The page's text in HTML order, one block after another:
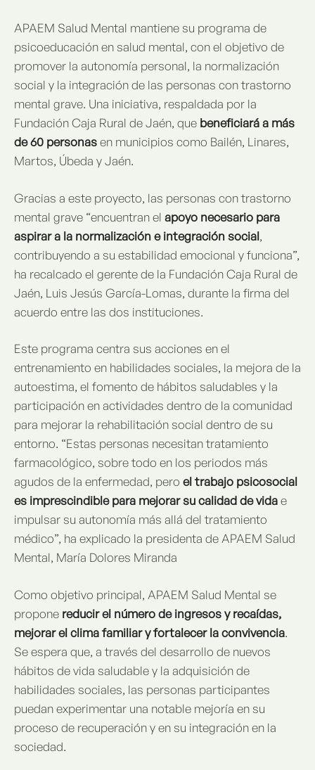
APAEM Salud Mental mantiene su programa de
psicoeducación en salud mental, con el objetivo de
promover la autonomía personal, la normalización
social y la integración de las personas con trastorno
mental grave. Una iniciativa, respaldada por la
Fundación Caja Rural de Jaén, que beneficiará a más
de 60 personasen municipios como Bailén, Linares,
Martos, Úbeda y Jaén.
Gracias a este proyecto, las personas con trastorno
mental grave “encuentran el apoyo necesario para
aspirar a la normalización e integración social,
contribuyendo a su estabilidad emocional y funciona”,
ha recalcado el gerente de la Fundación Caja Rural de
Jaén, Luis Jesús García-Lomas, durante la firma del
acuerdo entre las dos instituciones.
Este programa centra sus acciones en el
entrenamiento en habilidades sociales, la mejora de la
autoestima, el fomento de hábitos saludables y la
participación en actividades dentro de la comunidad
para mejorar la rehabilitación social dentro de su
entorno. “Estas personas necesitan tratamiento
farmacológico, sobre todo en los periodos más
agudos de la enfermedad, pero el trabajo psicosocial
es imprescindible para mejorar su calidad de vidae
impulsar su autonomía más allá del tratamiento
médico”, ha explicado la presidenta de APAEM Salud
Mental, María Dolores Miranda
Como objetivo principal, APAEM Salud Mental se
propone reducir el número de ingresos y recaídas,
mejorar el clima familiar y fortalecer la convivencia.
Se espera que, a través del desarrollo de nuevos
hábitos de vida saludable y la adquisición de
habilidades sociales, las personas participantes
puedan experimentar una notable mejoría en su
proceso de recuperación y en su integración en la
sociedad.